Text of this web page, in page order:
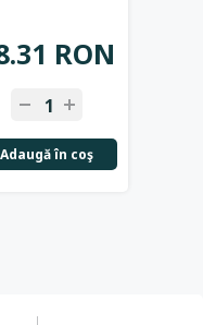
RON
Adaugă în coş
+